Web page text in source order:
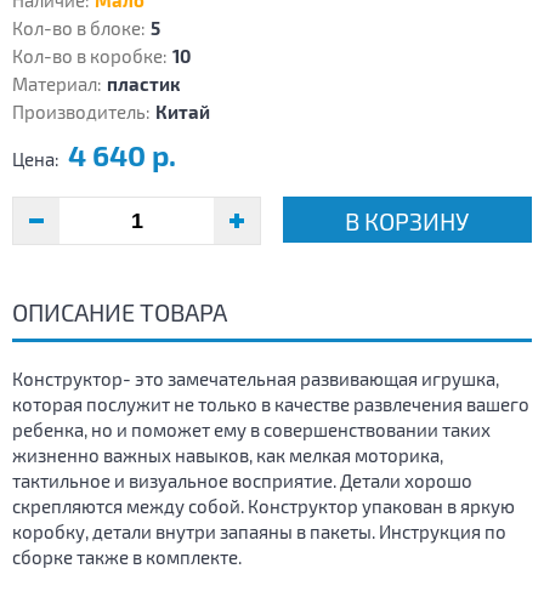
Кол-во в блоке: 5
Кол-во в коробке: 10
Материал: пластик
Производитель: Китай
Цена: 4 640 р.
В КОРЗИНУ
ОПИСАНИЕ ТОВАРА
Конструктор- это замечательная развивающая игрушка,
которая послужит не только в качестве развлечения вашего
ребенка, но и поможет ему в совершенствовании таких
жизненно важных навыков, как мелкая моторика,
тактильное и визуальное восприятие. Детали хорошо
скрепляются между собой. Конструктор упакован в яркую
коробку, детали внутри запаяны в пакеты. Инструкция по
сборке также в комплекте.